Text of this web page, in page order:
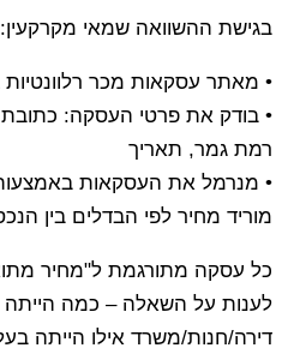
בגישת ההשוואה שמאי מקרקעין:
• מאתר עסקאות מכר רלוונטיות
• בודק את פרטי העסקה:
רמת גמר, תאריך
• מנרמל את העסקאות
מוריד מחיר לפי הבדלים בין
כל עסקה מתורגמת ל"מחיר
לענות על השאלה – כמה
דירה/חנות/משרד אילו הייתה